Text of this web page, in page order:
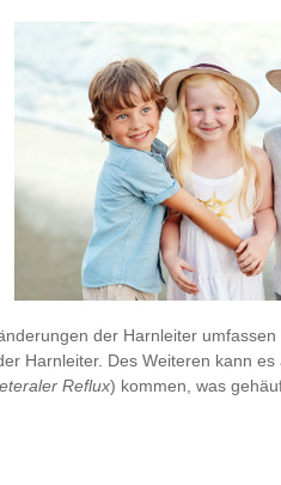
der Harnleiter umfassen
Harnleiter. Des Weiteren kann es
Reflux) kommen, was